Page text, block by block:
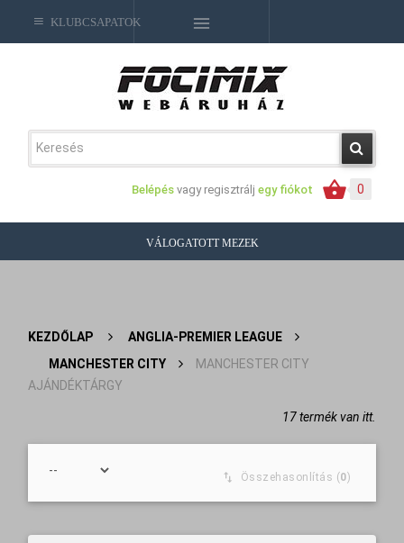
0
Belépés vagy regisztrálj egy fiókot
KLUBCSAPATOK
VÁLOGATOTT MEZEK
KEZDŐLAP >
ANGLIA-PREMIER LEAGUE
MANCHESTER CITY >
MANCHESTER CITY
AJÁNDÉKTÁRGY
17 termék van itt.
Összehasonlítás (0)